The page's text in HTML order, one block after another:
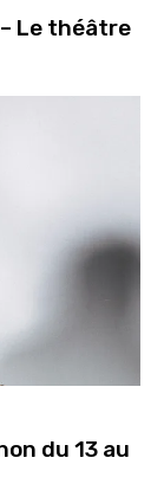
Le théâtre
du 13 au